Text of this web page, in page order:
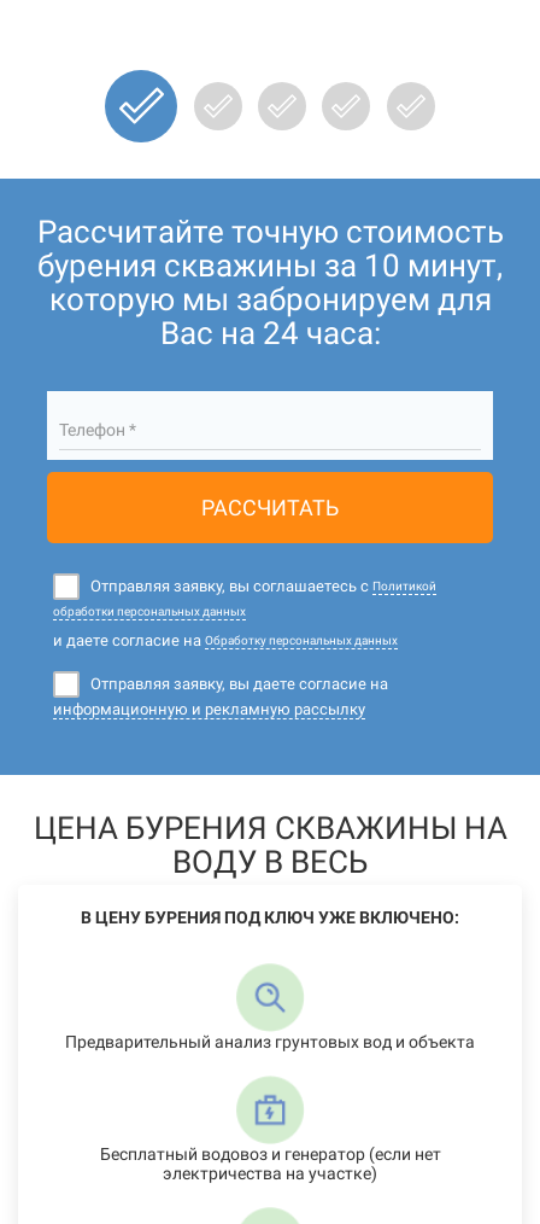
Рассчитайте точную стоимость
бурения скважины за 10 минут,
которую мы забронируем для
Вас на 24 часа:
Телефон *
РАССЧИТАТЬ
Отправляя заявку, вы соглашаетесь с Политикой
обработки персональных данных
и даете согласие на Обработку персональных данных
Отправляя заявку, вы даете согласие на
информационную и рекламную рассылку
ЦЕНА БУРЕНИЯ СКВАЖИНЫ НА
ВОДУ В ВЕСЬ
В ЦЕНУ БУРЕНИЯ ПОД КЛЮЧ УЖЕ ВКЛЮЧЕНО:
Предварительный анализ грунтовых вод и объекта
Бесплатный водовоз и генератор (если нет
электричества на участке)